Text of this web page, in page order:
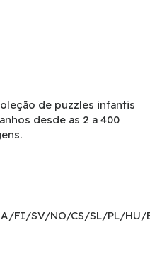
de puzzles infantis
desde as 2 a 400
FI/SV/NO/CS/SL/PL/HU/